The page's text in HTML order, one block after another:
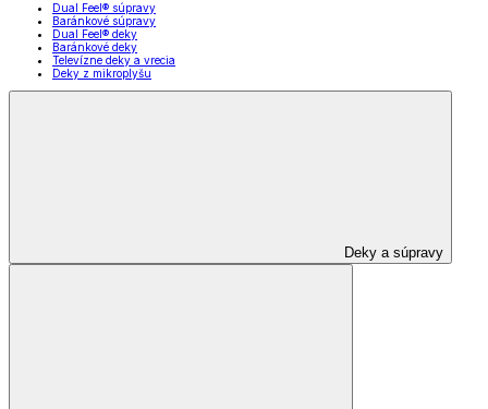
Dual Feel® súpravy
Baránkové súpravy
Dual Feel® deky
Baránkové deky
Televízne deky a vrecia
Deky z mikroplyšu
Deky a súpravy